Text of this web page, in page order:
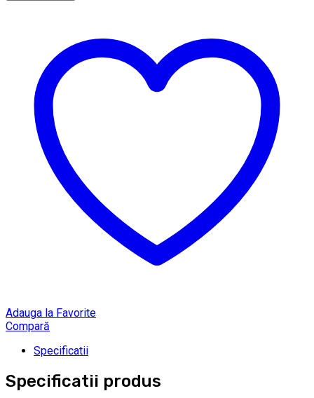
Adauga la Favorite
Compară
Specificatii
Specificatii produs